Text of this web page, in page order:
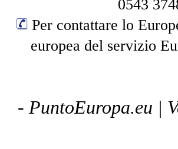
0543
Per contattare lo
europea del servizio
- PuntoEuropa.eu |